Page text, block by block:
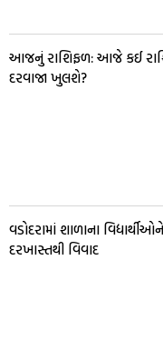
આજનું રાશિફળ: આજે કઈ
દરવાજા ખુલશે?
વડોદરામાં શાળાના
દરખાસ્તથી વિવાદ